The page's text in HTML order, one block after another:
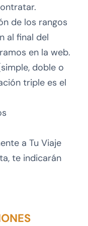
de los rangos
al final del
en la web.
doble o
triple es el
a Tu Viaje
te indicarán